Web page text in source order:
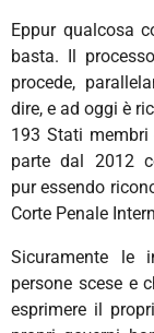
Eppur qualcosa
basta. Il
procede,
dire, e ad oggi è
193 Stati membri
parte dal 2012
pur essendo
Corte Penale
Sicuramente le
persone scese e
esprimere il